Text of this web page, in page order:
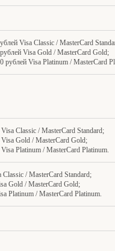
Visa Classic / MasterCard
Visa Gold / MasterCard Gold;
рублей Visa Platinum / MasterCard
Classic / MasterCard Standard;
Gold / MasterCard Gold;
Platinum / MasterCard Platinum.
Classic / MasterCard Standard;
Gold / MasterCard Gold;
Platinum / MasterCard Platinum.